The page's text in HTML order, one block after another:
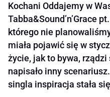
Kochani Oddajemy w
Tabba&Sound’n’Grace
którego nie
miała pojawić się w
życie, jak to bywa,
napisało inny
singla inspiracja stała